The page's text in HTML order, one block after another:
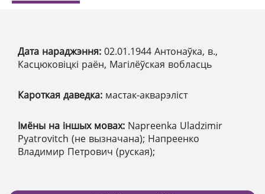
Дата нараджэння: 02.01.1944 Антонаўка, в.,
Касцюковіцкі раён, Магілёўская вобласць
Кароткая даведка: мастак-акварэліст
Імёны на іншых мовах: Napreenka Uladzimir
Pyatrovitch (не вызначана); Напреенко
Владимир Петрович (руская);